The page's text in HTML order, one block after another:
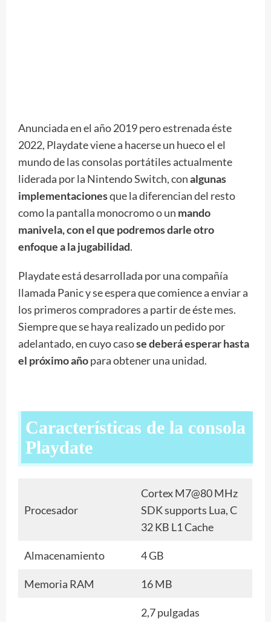
Anunciada en el año 2019 pero estrenada éste
2022, Playdate viene a hacerse un hueco el el
mundo de las consolas portátiles actualmente
liderada por la Nintendo Switch, conalgunas
implementacionesque la diferencian del resto
como la pantalla monocromo o un mando
manivela, con el que podremos darle otro
enfoque a la jugabilidad.
Playdate está desarrollada por una compañía
llamada Panic y se espera que comience a enviar a
los primeros compradores a partir de éste mes.
Siempre que se haya realizado un pedido por
adelantado, en cuyo casose deberá esperar hasta
el próximo añopara obtener una unidad.
Características de la consola
Playdate
Procesador
Cortex M7@80 MHz
SDK supports Lua, C
32 KB L1 Cache
Almacenamiento 4 GB
Memoria RAM 16 MB
2,7 pulgadas